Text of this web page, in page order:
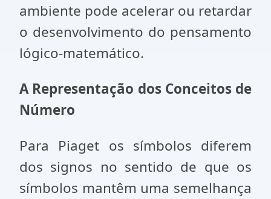
ambiente pode acelerar ou retardar
o desenvolvimento do pensamento
lógico-matemá­tico.
A Representação dos Conceitos de
Número
Para Piaget os símbolos diferem
dos signos no sentido de que os
símbolos mantêm uma semelhança